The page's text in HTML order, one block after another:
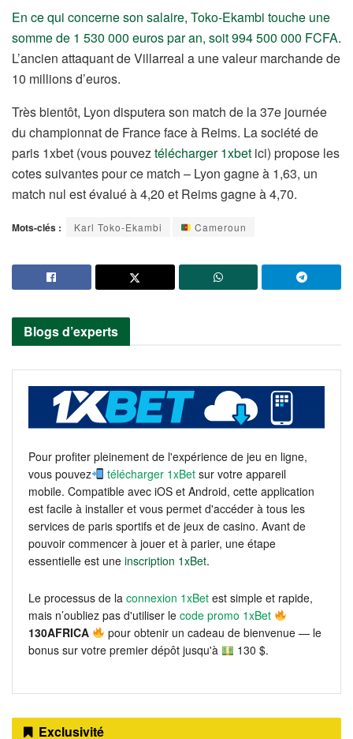
En ce qui concerne son salaire, Toko-Ekambi touche une
somme de 1 530 000 euros par an, soit 994 500 000 FCFA.
L’ancien attaquant de Villarreal a une valeur marchande de
10 millions d’euros.
Très bientôt, Lyon disputera son match de la 37e journée
du championnat de France face à Reims. La société de
paris 1xbet (vous pouveztélécharger 1xbet ici) propose les
cotes suivantes pour ce match – Lyon gagne à 1,63, un
match nul est évalué à 4,20 et Reims gagne à 4,70.
Mots-clés : Karl Toko-Ekambi Cameroun
Blogs d’experts
Pour profiter pleinement de l'expérience de jeu en ligne,
vous pouvez
télécharger 1xBet sur votre appareil
mobile. Compatible avec iOS et Android, cette application
est facile à installer et vous permet d'accéder à tous les
services de paris sportifs et de jeux de casino. Avant de
pouvoir commencer à jouer et à parier, une étape
essentielle est une inscription 1xBet.
Le processus de la connexion 1xBet est simple et rapide,
mais n’oubliez pas d'utiliser le code promo 1xBet
130AFRICA
pour obtenir un cadeau de bienvenue — le
bonus sur votre premier dépôt jusqu'à
130 $.
Exclusivité